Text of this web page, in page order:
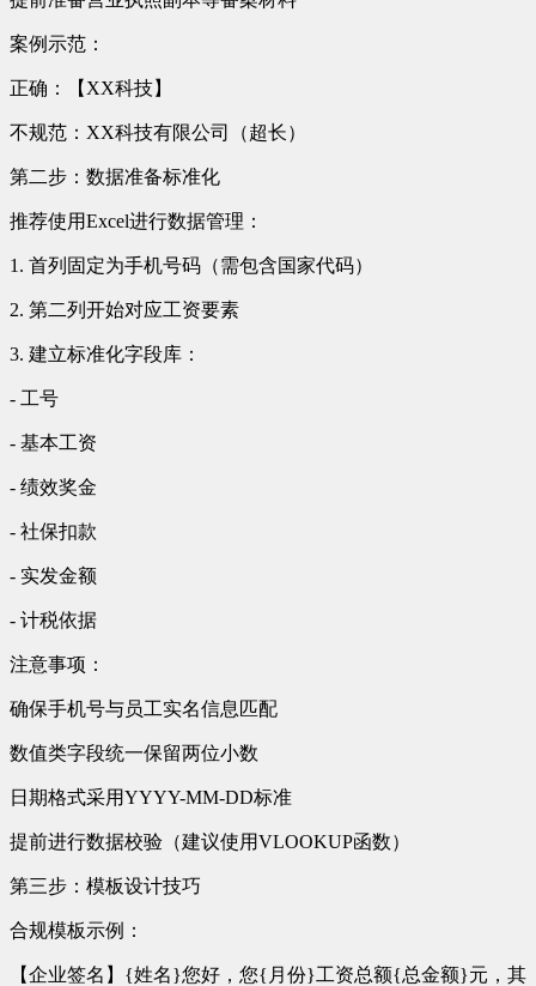
案例示范：
正确：【XX科技】
不规范：XX科技有限公司（超长）
第二步：数据准备标准化
推荐使用Excel进行数据管理：
1. 首列固定为手机号码（需包含国家代码）
2. 第二列开始对应工资要素
3. 建立标准化字段库：
- 工号
- 基本工资
- 绩效奖金
- 社保扣款
- 实发金额
- 计税依据
注意事项：
确保手机号与员工实名信息匹配
数值类字段统一保留两位小数
日期格式采用YYYY-MM-DD标准
提前进行数据校验（建议使用VLOOKUP函数）
第三步：模板设计技巧
合规模板示例：
【企业签名】{姓名}您好，您{月份}工资总额{总金额}元，其